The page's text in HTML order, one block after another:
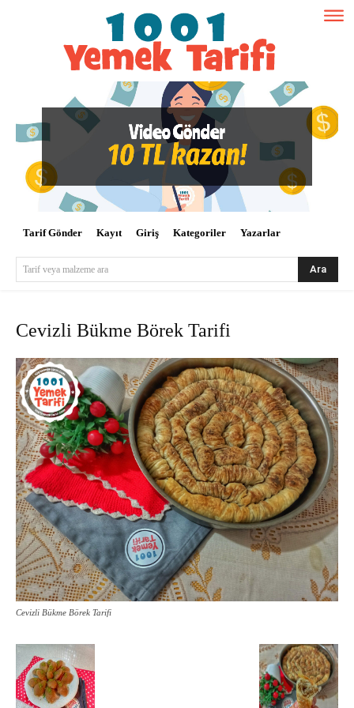
Tarif Gönder Kayıt Giriş Kategoriler Yazarlar
Tarif veya malzeme ara Ara
Cevizli Bükme Börek Tarifi
Cevizli Bükme Börek Tarifi